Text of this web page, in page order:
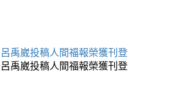
禹崴投稿人間福報榮獲刊登
禹崴投稿人間福報榮獲刊登